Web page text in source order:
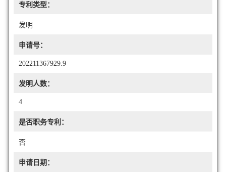
专利类型：
发明
申请号：
202211367929.9
发明人数：
4
是否职务专利：
否
申请日期：